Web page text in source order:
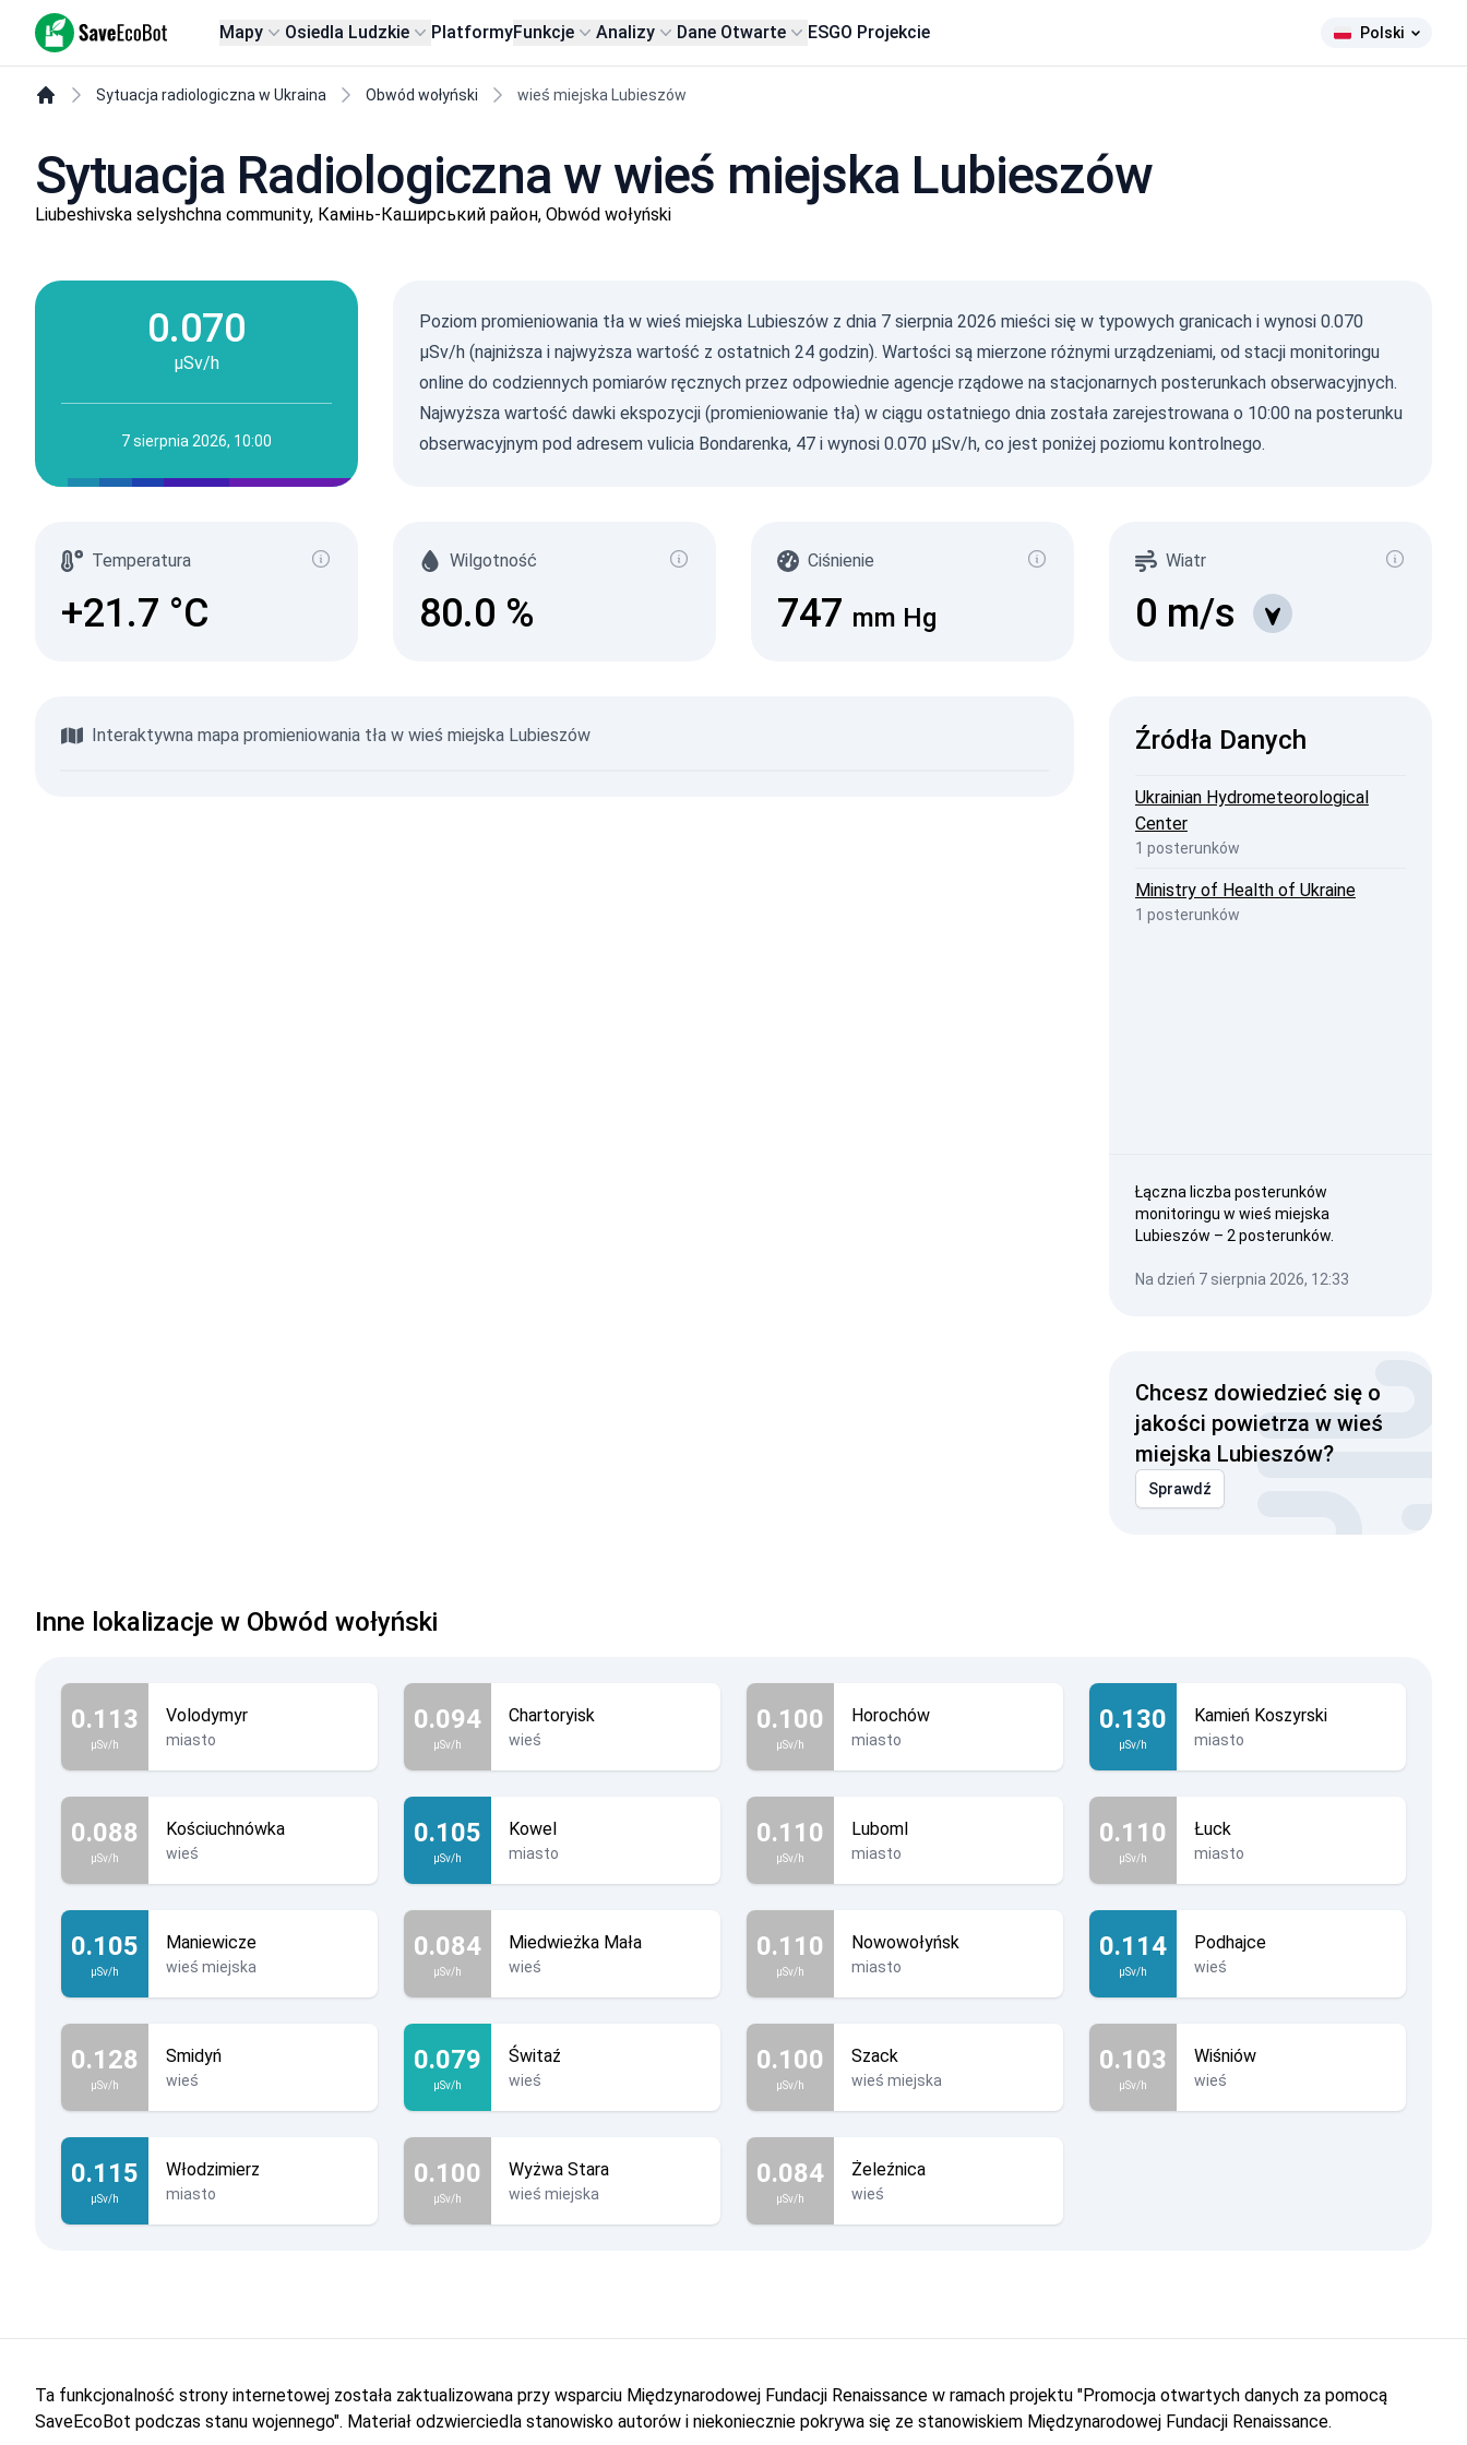
SaveEcoBot Mapy Osiedla Ludzkie PlatformyFunkcje Analizy Dane Otwarte ESGO Projekcie Polski
Sytuacja radiologiczna w Ukraina Obwód wołyński wieś miejska Lubieszów
Sytuacja Radiologiczna w wieś miejska Lubieszów
Liubeshivska selyshchna community, Камінь-Каширський район, Obwód wołyński
0.070
µSv/h
7 sierpnia 2026, 10:00
Poziom promieniowania tła w wieś miejska Lubieszów z dnia 7 sierpnia 2026 mieści się w typowych granicach i wynosi 0.070
µSv/h (najniższa i najwyższa wartość z ostatnich 24 godzin). Wartości są mierzone różnymi urządzeniami, od stacji monitoringu
online do codziennych pomiarów ręcznych przez odpowiednie agencje rządowe na stacjonarnych posterunkach obserwacyjnych.
Najwyższa wartość dawki ekspozycji (promieniowanie tła) w ciągu ostatniego dnia została zarejestrowana o 10:00 na posterunku
obserwacyjnym pod adresem vulicia Bondarenka, 47 i wynosi 0.070 µSv/h, co jest poniżej poziomu kontrolnego.
Temperatura
+21.7 °C
Wilgotność
80.0 %
Ciśnienie
747 mm Hg
Wiatr
0 m/s
Interaktywna mapa promieniowania tła w wieś miejska Lubieszów Źródła Danych
Ukrainian Hydrometeorological
Center
1 posterunków
Ministry of Health of Ukraine
1 posterunków
Łączna liczba posterunków
monitoringu w wieś miejska
Lubieszów – 2 posterunków.
Na dzień 7 sierpnia 2026, 12:33
Chcesz dowiedzieć się o
jakości powietrza w wieś
miejska Lubieszów?
Sprawdź
Inne lokalizacje w Obwód wołyński
0.113
µSv/h
Volodymyr
miasto
0.094
µSv/h
Chartoryisk
wieś
0.100
µSv/h
Horochów
miasto
0.130
µSv/h
Kamień Koszyrski
miasto
0.088
µSv/h
Kościuchnówka
wieś
0.105
µSv/h
Kowel
miasto
0.110
µSv/h
Luboml
miasto
0.110
µSv/h
Łuck
miasto
0.105
µSv/h
Maniewicze
wieś miejska
0.084
µSv/h
Miedwieżka Mała
wieś
0.110
µSv/h
Nowowołyńsk
miasto
0.114
µSv/h
Podhajce
wieś
0.128
µSv/h
Smidyń
wieś
0.079
µSv/h
Świtaź
wieś
0.100
µSv/h
Szack
wieś miejska
0.103
µSv/h
Wiśniów
wieś
0.115
µSv/h
Włodzimierz
miasto
0.100
µSv/h
Wyżwa Stara
wieś miejska
0.084
µSv/h
Żeleźnica
wieś
Ta funkcjonalność strony internetowej została zaktualizowana przy wsparciu Międzynarodowej Fundacji Renaissance w ramach projektu "Promocja otwartych danych za pomocą
SaveEcoBot podczas stanu wojennego". Materiał odzwierciedla stanowisko autorów i niekoniecznie pokrywa się ze stanowiskiem Międzynarodowej Fundacji Renaissance.